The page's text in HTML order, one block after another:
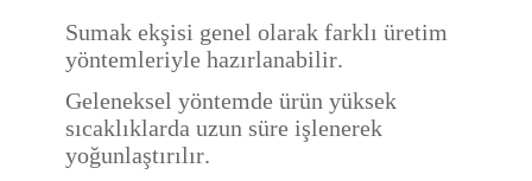
Sumak ekşisi genel olarak farklı üretim
yöntemleriyle hazırlanabilir.
Geleneksel yöntemde ürün yüksek
sıcaklıklarda uzun süre işlenerek
yoğunlaştırılır.